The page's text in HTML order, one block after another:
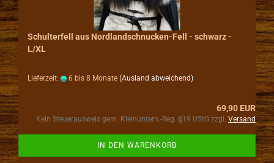
Schulterfell aus Nordlandschnucken-Fell - schwarz -
L/XL
Lieferzeit: 6 bis 8 Monate (Ausland abweichend)
69,90 EUR
Kein Steuerausweis gem. Kleinuntern.-Reg. §19 UStG zzgl. Versand
IN DEN WARENKORB